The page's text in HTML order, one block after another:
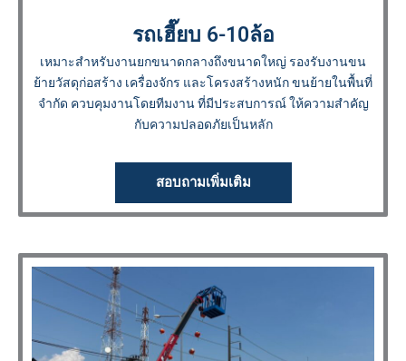
รถเฮี๊ยบ 6-10ล้อ
เหมาะสำหรับงานยกขนาดกลางถึงขนาดใหญ่ รองรับงานขน
ย้ายวัสดุก่อสร้าง เครื่องจักร และโครงสร้างหนัก ขนย้ายในพื้นที่
จำกัด ควบคุมงานโดยทีมงาน ที่มีประสบการณ์ ให้ความสำคัญ
กับความปลอดภัยเป็นหลัก
สอบถามเพิ่มเติม